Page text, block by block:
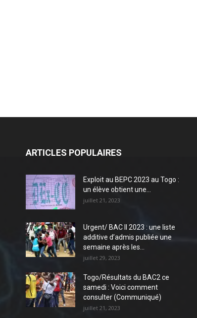
ARTICLES POPULAIRES
Exploit au BEPC 2023 au Togo :
un élève obtient une...
juillet 21, 2023
Urgent/ BAC II 2023 : une liste
additive d’admis publiée une
semaine après les...
juillet 29, 2023
Togo/Résultats du BAC2 ce
samedi : Voici comment
consulter (Communiqué)
juillet 21, 2023